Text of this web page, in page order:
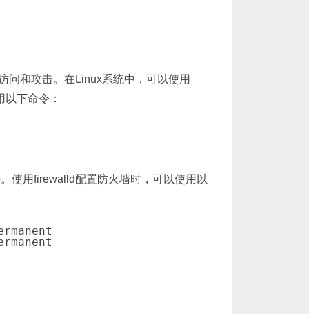
问和攻击。在Linux系统中，可以使用
下命令：
使用firewalld配置防火墙时，可以使用以